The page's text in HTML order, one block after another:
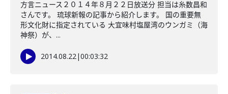
方言ニュース２０１４年８月２２日放送分 担当は糸数昌和
さんです。 琉球新報の記事から紹介します。 国の重要無
形文化財に指定されている 大宜味村塩屋湾のウンガミ（海
神祭）が、...
2014.08.22|00:03:32